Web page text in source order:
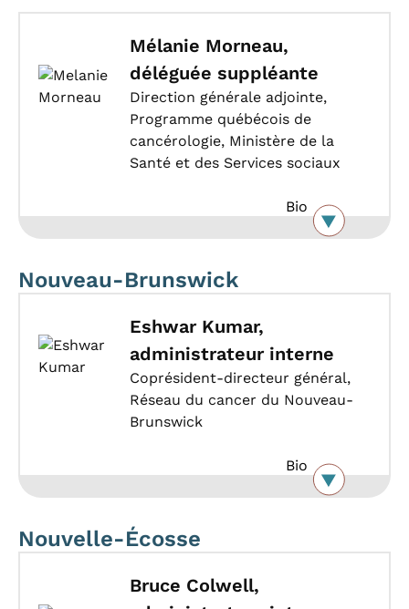
Mélanie Morneau,
déléguée suppléante
Direction générale adjointe,
Programme québécois de
cancérologie, Ministère de la
Santé et des Services sociaux
Bio
Nouveau-Brunswick
Eshwar Kumar,
administrateur interne
Coprésident-directeur général,
Réseau du cancer du Nouveau-
Brunswick
Bio
Nouvelle-Écosse
Bruce Colwell,